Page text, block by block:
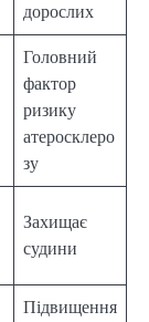
дорослих
Головний
фактор
ризику
атеросклеро
зу
Захищає
судини
Підвищення